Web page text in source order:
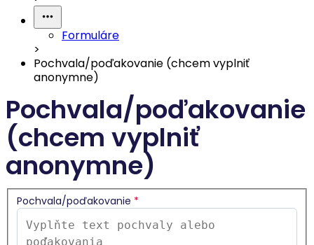
Formuláre
>
Pochvala/poďakovanie (chcem vyplniť
anonymne)
Pochvala/poďakovanie
(chcem vyplniť
anonymne)
Pochvala/poďakovanie *